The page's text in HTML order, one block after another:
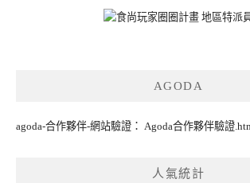
AGODA
agoda-合作夥伴-網站驗證： Agoda合作夥伴驗證
人氣統計